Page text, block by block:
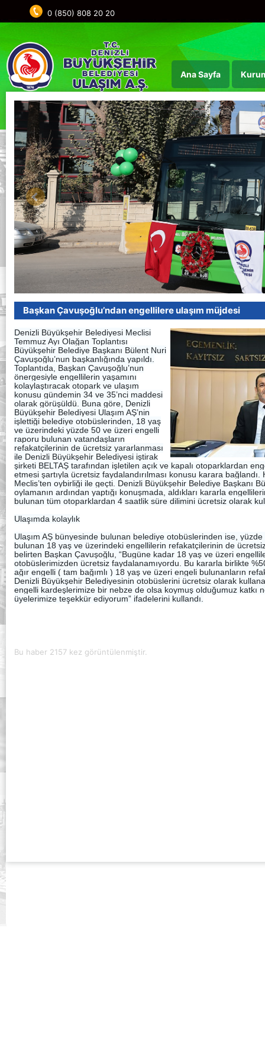
0 (850) 808 20 20
Ana Sayfa
Başkan Çavuşoğlu’ndan engellilere ulaşım müjdesi
Denizli Büyükşehir Belediyesi Meclisi
Temmuz Ayı Olağan Toplantısı
Büyükşehir Belediye Başkanı Bülent Nuri
Çavuşoğlu’nun başkanlığında yapıldı.
Toplantıda, Başkan Çavuşoğlu’nun
önergesiyle engellilerin yaşamını
kolaylaştıracak otopark ve ulaşım
konusu gündemin 34 ve 35’nci maddesi
olarak görüşüldü . Buna göre, Denizli
Büyükşehir Belediyesi Ulaşım AŞ’nin
işlettiği belediye otobüslerinden, 18 yaş
ve üzerindeki yüzde 50 ve üzeri engelli
raporu bulunan vatandaşların
refakatçilerinin de ücretsiz yararlanması
ile Denizli Büyükşehir Belediyesi iştirak
şirketi BELTAŞ tarafından işletilen açık ve kapalı otoparklardan
etmesi şartıyla ücretsiz faydalandırılması konusu karara
Meclis’ten oybirliği ile geçti. Denizli Büyükşehir Belediye Başkanı
oylamanın ardından yaptığı konuşmada, aldıkları kararla
bulunan tüm otoparklardan 4 saatlik süre dilimini ücretsiz olarak
Ulaşımda kolaylık
Ulaşım AŞ bünyesinde bulunan belediye otobüslerinden ise,
bulunan 18 yaş ve üzerindeki engellilerin refakatçilerinin de
belirten Başkan Çavuşoğlu, “Bugüne kadar 18 yaş ve üzeri
otobüslerimizden ücretsiz faydalanamıyordu. Bu kararla birlikte
ağır engelli ( tam bağımlı ) 18 yaş ve üzeri engeli bulunanların
Denizli Büyükşehir Belediyesinin otobüslerini ücretsiz olarak
engelli kardeşlerimize bir nebze de olsa koymuş olduğumuz katkı
üyelerimize teşekkür ediyorum” ifadelerini kullandı.
Bu haber 2157 kez görüntülenmiştir.